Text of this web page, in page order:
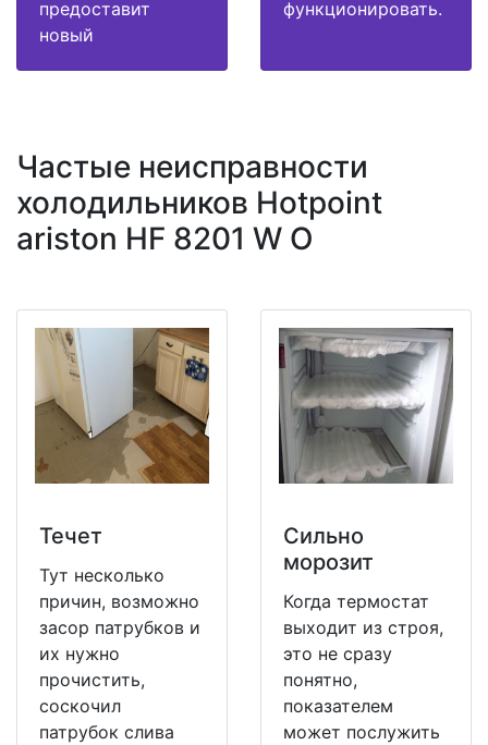
предоставит
новый
функционировать.
Частые неисправности
холодильников Hotpoint
ariston HF 8201 W O
Течет
Тут несколько
причин, возможно
засор патрубков и
их нужно
прочистить,
соскочил
патрубок слива
Сильно
морозит
Когда термостат
выходит из строя,
это не сразу
понятно,
показателем
может послужить